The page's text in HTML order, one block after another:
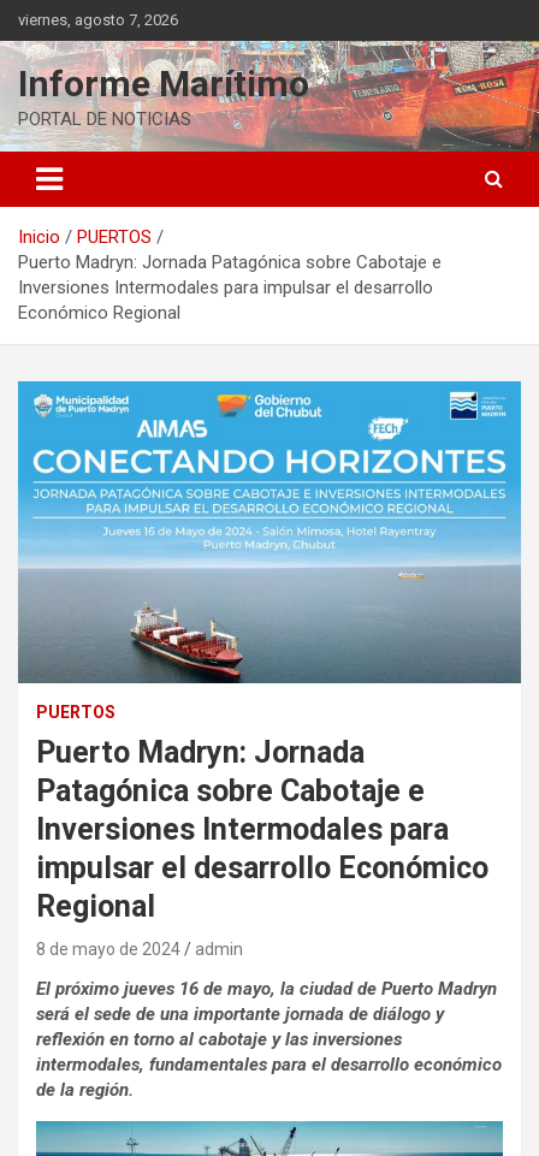
Saltar
al
contenido
viernes, agosto 7, 2026
Informe Marítimo
PORTAL DE NOTICIAS
Inicio
PUERTOS
Puerto Madryn: Jornada Patagónica sobre Cabotaje e
Inversiones Intermodales para impulsar el desarrollo
Económico Regional
PUERTOS
Puerto Madryn: Jornada
Patagónica sobre Cabotaje e
Inversiones Intermodales para
impulsar el desarrollo Económico
Regional
8 de mayo de 2024 admin
El próximo jueves 16 de mayo, la ciudad de Puerto Madryn
será el sede de una importante jornada de diálogo y
reflexión en torno al cabotaje y las inversiones
intermodales, fundamentales para el desarrollo económico
de la región.